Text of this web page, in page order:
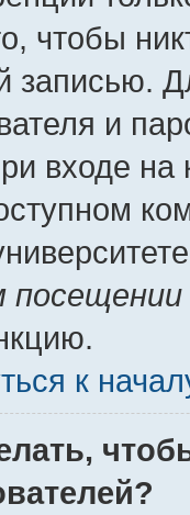
чтобы
записью.
и
входе
посещении
к